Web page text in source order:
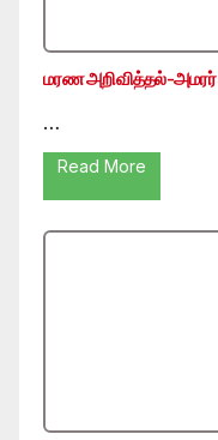
மரண அறிவித்தல்-அமரர்
…
Read More